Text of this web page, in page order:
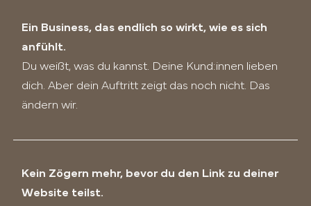
Ein Business, das endlich so wirkt, wie es sich
anfühlt.
Du weißt, was du kannst. Deine Kund:innen lieben
dich. Aber dein Auftritt zeigt das noch nicht. Das
ändern wir.
Kein Zögern mehr, bevor du den Link zu deiner
Website teilst.